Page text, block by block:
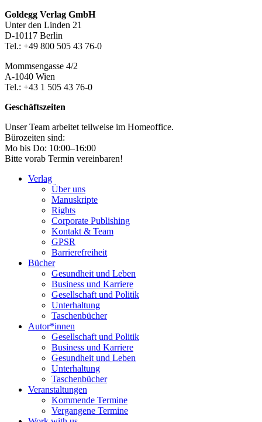
Footer-
Section
Goldegg Verlag GmbH
Unter den Linden 21
D-10117 Berlin
Tel.: +49 800 505 43 76-0
Mommsengasse 4/2
A-1040 Wien
Tel.: +43 1 505 43 76-0
Geschäftszeiten
Unser Team arbeitet teilweise im Homeoffice.
Bürozeiten sind:
Mo bis Do: 10:00–16:00
Bitte vorab Termin vereinbaren!
Verlag
Über uns
Manuskripte
Rights
Corporate Publishing
Kontakt & Team
GPSR
Barrierefreiheit
Bücher
Gesundheit und Leben
Business und Karriere
Gesellschaft und Politik
Unterhaltung
Taschenbücher
Autor*innen
Gesellschaft und Politik
Business und Karriere
Gesundheit und Leben
Unterhaltung
Taschenbücher
Veranstaltungen
Kommende Termine
Vergangene Termine